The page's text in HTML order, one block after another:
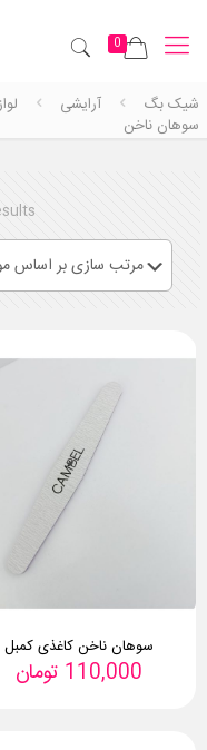
0
شیک بگ آرایشی
سوهان ناخن
سوهان ناخن کاغذی کمبل
110,000 تومان